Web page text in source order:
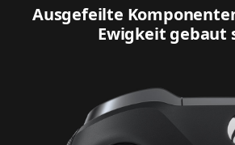
Ausgefeilte
Ewigkeit gebaut